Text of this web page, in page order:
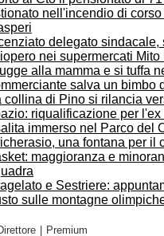
nell'incendio di
delegato sindacale,
nei supermercati Mito
alla mamma e si tuffa
salva un bimbo
collina di Pino si rilancia
riqualificazione per l'ex
immerso nel Parco del
una fontana per il
maggioranza e
e Sestriere:
sulle montagne
Premium